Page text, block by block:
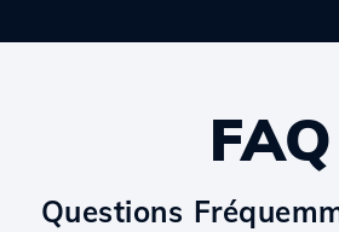
FAQ
Questions